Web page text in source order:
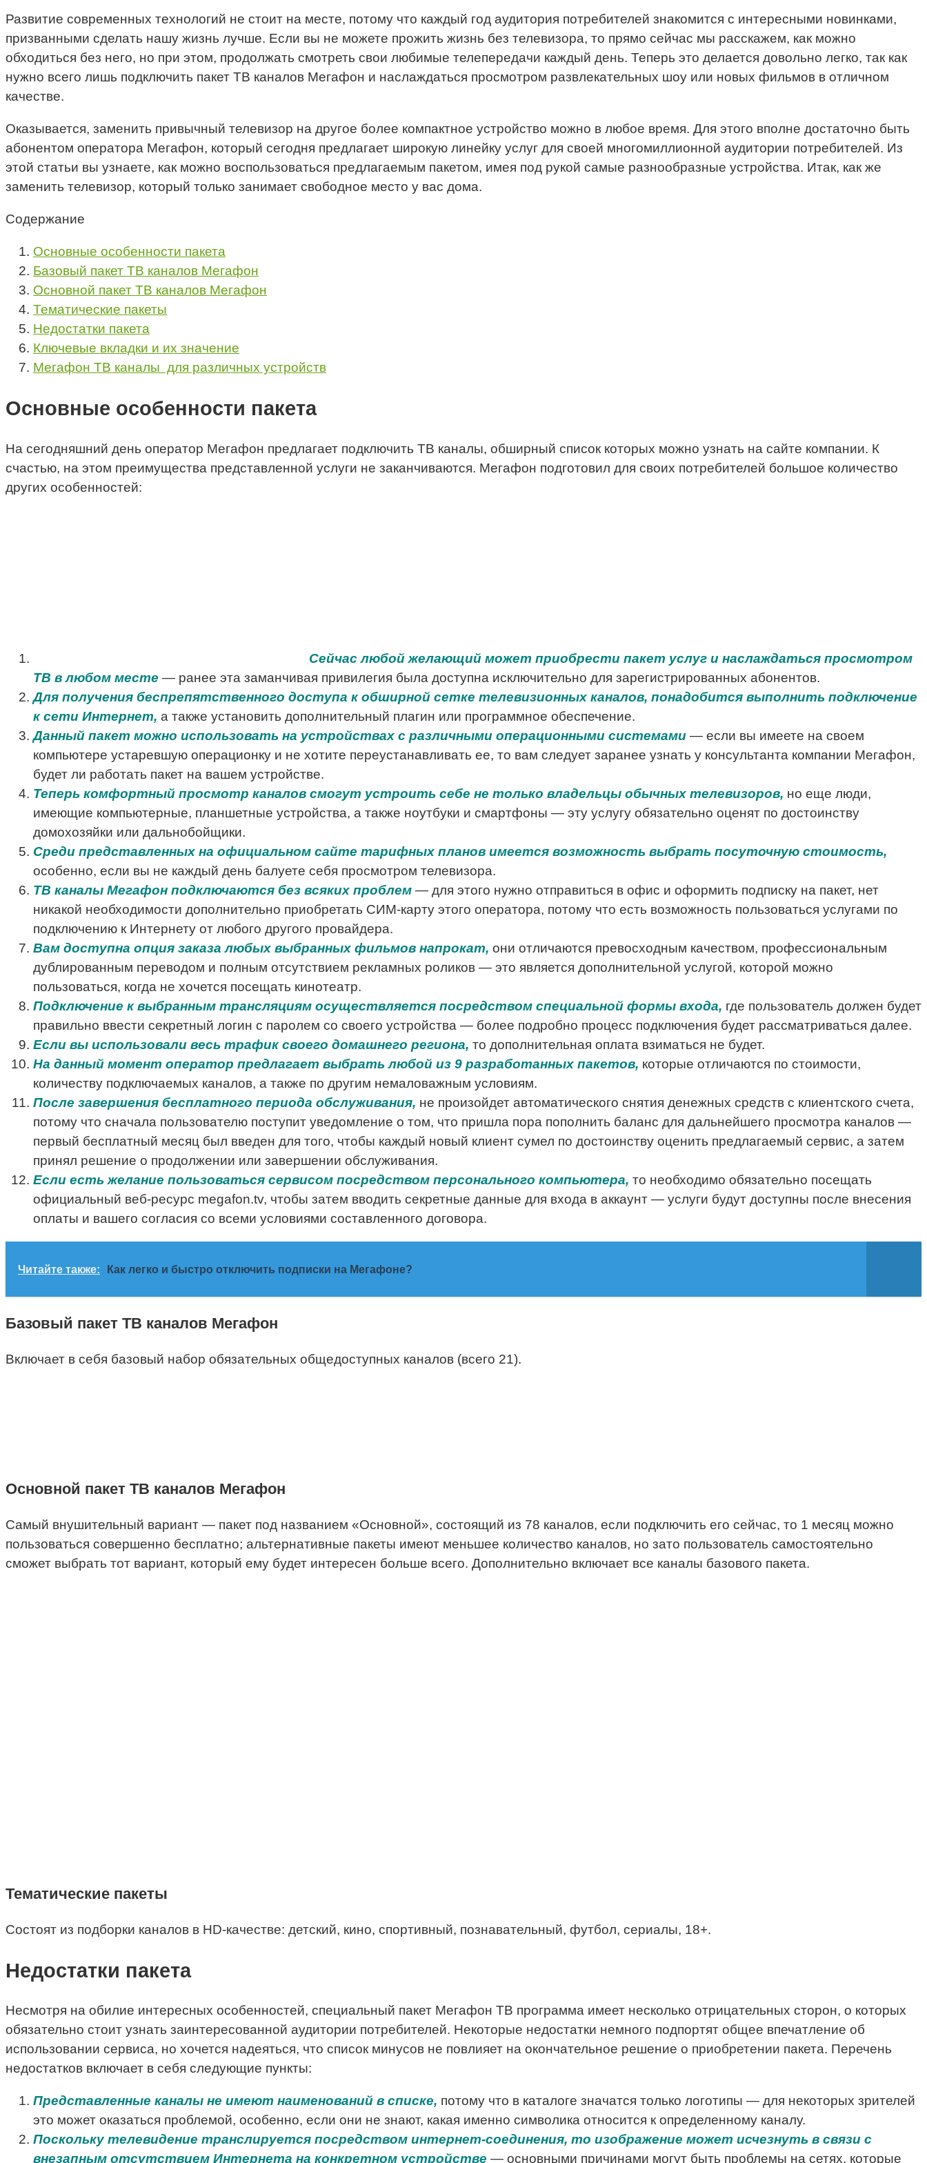
Развитие современных технологий не стоит на месте, потому что каждый год аудитория потребителей знакомится с интересными новинками,
призванными сделать нашу жизнь лучше. Если вы не можете прожить жизнь без телевизора, то прямо сейчас мы расскажем, как можно
обходиться без него, но при этом, продолжать смотреть свои любимые телепередачи каждый день. Теперь это делается довольно легко, так как
нужно всего лишь подключить пакет ТВ каналов Мегафон и наслаждаться просмотром развлекательных шоу или новых фильмов в отличном
качестве.
Оказывается, заменить привычный телевизор на другое более компактное устройство можно в любое время. Для этого вполне достаточно быть
абонентом оператора Мегафон, который сегодня предлагает широкую линейку услуг для своей многомиллионной аудитории потребителей. Из
этой статьи вы узнаете, как можно воспользоваться предлагаемым пакетом, имея под рукой самые разнообразные устройства. Итак, как же
заменить телевизор, который только занимает свободное место у вас дома.
Содержание
Основные особенности пакета
Базовый пакет ТВ каналов Мегафон
Основной пакет ТВ каналов Мегафон
Тематические пакеты
Недостатки пакета
Ключевые вкладки и их значение
Мегафон ТВ каналы для различных устройств
Основные особенности пакета
На сегодняшний день оператор Мегафон предлагает подключить ТВ каналы, обширный список которых можно узнать на сайте компании. К
счастью, на этом преимущества представленной услуги не заканчиваются. Мегафон подготовил для своих потребителей большое количество
других особенностей:
Сейчас любой желающий может приобрести пакет услуг и наслаждаться просмотром
ТВ в любом месте — ранее эта заманчивая привилегия была доступна исключительно для зарегистрированных абонентов.
Для получения беспрепятственного доступа к обширной сетке телевизионных каналов, понадобится выполнить подключение
к сети Интернет, а также установить дополнительный плагин или программное обеспечение.
Данный пакет можно использовать на устройствах с различными операционными системами — если вы имеете на своем
компьютере устаревшую операционку и не хотите переустанавливать ее, то вам следует заранее узнать у консультанта компании Мегафон,
будет ли работать пакет на вашем устройстве.
Теперь комфортный просмотр каналов смогут устроить себе не только владельцы обычных телевизоров, но еще люди,
имеющие компьютерные, планшетные устройства, а также ноутбуки и смартфоны — эту услугу обязательно оценят по достоинству
домохозяйки или дальнобойщики.
Среди представленных на официальном сайте тарифных планов имеется возможность выбрать посуточную стоимость,
особенно, если вы не каждый день балуете себя просмотром телевизора.
ТВ каналы Мегафон подключаются без всяких проблем — для этого нужно отправиться в офис и оформить подписку на пакет, нет
никакой необходимости дополнительно приобретать СИМ-карту этого оператора, потому что есть возможность пользоваться услугами по
подключению к Интернету от любого другого провайдера.
Вам доступна опция заказа любых выбранных фильмов напрокат, они отличаются превосходным качеством, профессиональным
дублированным переводом и полным отсутствием рекламных роликов — это является дополнительной услугой, которой можно
пользоваться, когда не хочется посещать кинотеатр.
Подключение к выбранным трансляциям осуществляется посредством специальной формы входа, где пользователь должен будет
правильно ввести секретный логин с паролем со своего устройства — более подробно процесс подключения будет рассматриваться далее.
Если вы использовали весь трафик своего домашнего региона, то дополнительная оплата взиматься не будет.
На данный момент оператор предлагает выбрать любой из 9 разработанных пакетов, которые отличаются по стоимости,
количеству подключаемых каналов, а также по другим немаловажным условиям.
После завершения бесплатного периода обслуживания, не произойдет автоматического снятия денежных средств с клиентского счета,
потому что сначала пользователю поступит уведомление о том, что пришла пора пополнить баланс для дальнейшего просмотра каналов —
первый бесплатный месяц был введен для того, чтобы каждый новый клиент сумел по достоинству оценить предлагаемый сервис, а затем
принял решение о продолжении или завершении обслуживания.
Если есть желание пользоваться сервисом посредством персонального компьютера, то необходимо обязательно посещать
официальный веб-ресурс megafon.tv, чтобы затем вводить секретные данные для входа в аккаунт — услуги будут доступны после внесения
оплаты и вашего согласия со всеми условиями составленного договора.
Читайте также: Как легко и быстро отключить подписки на Мегафоне?
Базовый пакет ТВ каналов Мегафон
Включает в себя базовый набор обязательных общедоступных каналов (всего 21).
Основной пакет ТВ каналов Мегафон
Самый внушительный вариант — пакет под названием «Основной», состоящий из 78 каналов, если подключить его сейчас, то 1 месяц можно
пользоваться совершенно бесплатно; альтернативные пакеты имеют меньшее количество каналов, но зато пользователь самостоятельно
сможет выбрать тот вариант, который ему будет интересен больше всего. Дополнительно включает все каналы базового пакета.
Тематические пакеты
Состоят из подборки каналов в HD-качестве: детский, кино, спортивный, познавательный, футбол, сериалы, 18+.
Недостатки пакета
Несмотря на обилие интересных особенностей, специальный пакет Мегафон ТВ программа имеет несколько отрицательных сторон, о которых
обязательно стоит узнать заинтересованной аудитории потребителей. Некоторые недостатки немного подпортят общее впечатление об
использовании сервиса, но хочется надеяться, что список минусов не повлияет на окончательное решение о приобретении пакета. Перечень
недостатков включает в себя следующие пункты:
Представленные каналы не имеют наименований в списке, потому что в каталоге значатся только логотипы — для некоторых зрителей
это может оказаться проблемой, особенно, если они не знают, какая именно символика относится к определенному каналу.
Поскольку телевидение транслируется посредством интернет-соединения, то изображение может исчезнуть в связи с
внезапным отсутствием Интернета на конкретном устройстве — основными причинами могут быть проблемы на сетях, которые